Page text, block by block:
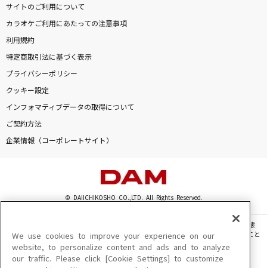
HOWEVER
GLAY
[生音]青と夏
Mrs. GREEN APPLE
[生音]明日晴れるかな
カラオケ最新情報をチェック！
サイトのご利用について
カラオケご利用にあたっての注意事項
利用規約
特定商取引法に基づく表示
プライバシーポリシー
クッキー設定
インフォマティブデータの取得について
ご契約方法
企業情報（コーポレートサイト）
© DAIICHIKOSHO CO.,LTD. All Rights Reserved.
このサイトに掲載されている一切の文章・画像・写真・動画・音声等を、手段や形態
を問わず、著作権法の定める範囲を超えて無断で複製、転載、ファイル化などすること
を禁じます。
楽曲及びコンテンツは、機種によりご利用いただけない場合があります。
We use cookies to improve your experience on our
website, to personalize content and ads and to analyze
our traffic. Please click [Cookie Settings] to customize